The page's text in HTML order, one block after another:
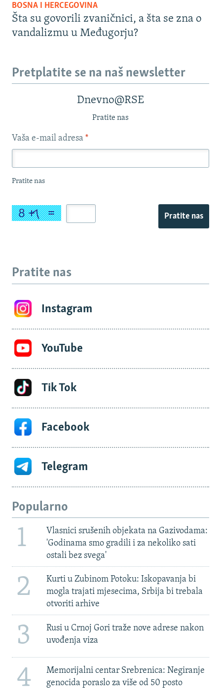
BOSNA I HERCEGOVINA
Šta su govorili zvaničnici, a šta se zna o
vandalizmu u Međugorju?
Pretplatite se na naš newsletter
Dnevno@RSE
Pratite nas
Vaša e-mail adresa *
Pratite nas
Pratite nas
Pratite nas
Instagram
YouTube
Tik Tok
Facebook
Telegram
Popularno
1
Vlasnici srušenih objekata na Gazivodama:
'Godinama smo gradili i za nekoliko sati
ostali bez svega'
2
Kurti u Zubinom Potoku: Iskopavanja bi
mogla trajati mjesecima, Srbija bi trebala
otvoriti arhive
3
Rusi u Crnoj Gori traže nove adrese nakon
uvođenja viza
4
Memorijalni centar Srebrenica: Negiranje
genocida poraslo za više od 50 posto